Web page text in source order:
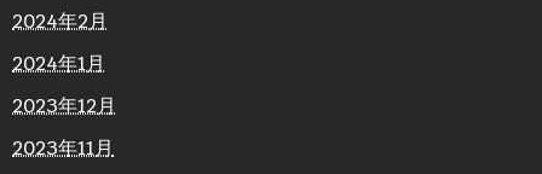
2024年2月
2024年1月
2023年12月
2023年11月